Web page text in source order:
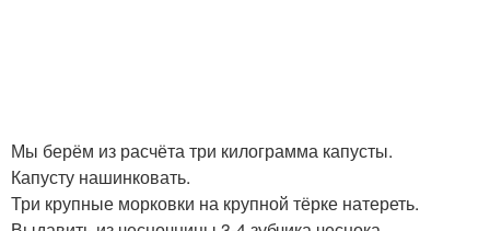
Мы берём из расчёта три килограмма капусты.
Капусту нашинковать.
Три крупные морковки на крупной тёрке натереть.